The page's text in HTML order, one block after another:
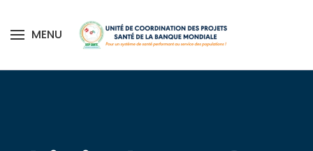
Skip to main content
MENU
Médias center Multimedia